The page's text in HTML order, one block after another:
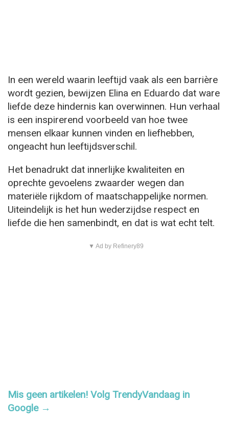
In een wereld waarin leeftijd vaak als een barrière
wordt gezien, bewijzen Elina en Eduardo dat ware
liefde deze hindernis kan overwinnen. Hun verhaal
is een inspirerend voorbeeld van hoe twee
mensen elkaar kunnen vinden en liefhebben,
ongeacht hun leeftijdsverschil.
Het benadrukt dat innerlijke kwaliteiten en
oprechte gevoelens zwaarder wegen dan
materiële rijkdom of maatschappelijke normen.
Uiteindelijk is het hun wederzijdse respect en
liefde die hen samenbindt, en dat is wat echt telt.
▼ Ad by Refinery89
Mis geen artikelen! Volg TrendyVandaag in
Google →